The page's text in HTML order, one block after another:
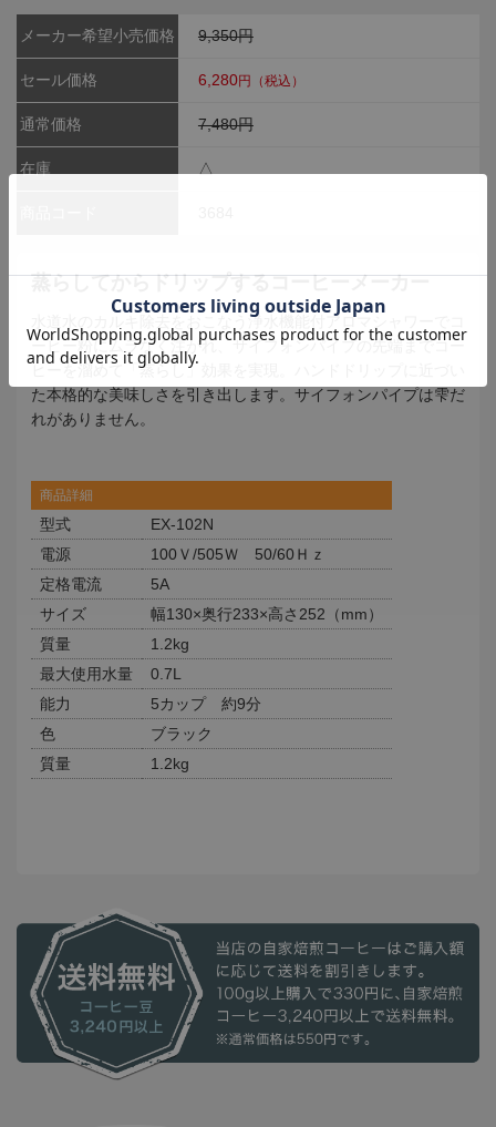
メーカー希望小売価格 9,350円
セール価格 6,280円（税込）
通常価格 7,480円
在庫 △
蒸らしてからドリップするコーヒーメーカー
水道水のカルキ除去をおこなう浄水機能付アロマシャワーでコ
ーヒー粉にムラなく注がれ、サイフォンパイプの先端までコー
ヒーを溜めて「蒸らし」効果を実現。ハンドドリップに近づい
た本格的な美味しさを引き出します。サイフォンパイプは雫だ
れがありません。
商品詳細
型式
EX-102N
電源
100Ｖ/505Ｗ 50/60Ｈｚ
定格電流
5A
サイズ
幅130×奥行233×高さ252（mm）
質量
1.2kg
最大使用水量
0.7L
能力
5カップ 約9分
色
ブラック
質量
1.2kg